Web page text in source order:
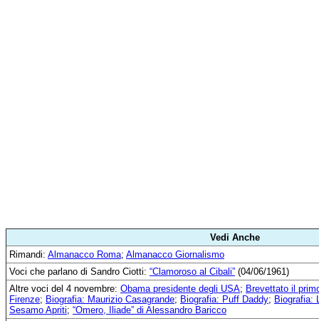
Vedi Anche
Rimandi: Almanacco Roma; Almanacco Giornalismo
Voci che parlano di Sandro Ciotti: “Clamoroso al Cibali” (04/06/1961)
Altre voci del 4 novembre: Obama presidente degli USA; Brevettato il
Firenze; Biografia: Maurizio Casagrande; Biografia: Puff Daddy; Biografia:
Sesamo Apriti; “Omero, Iliade” di Alessandro Baricco